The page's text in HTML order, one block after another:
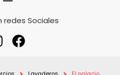
redes Sociales